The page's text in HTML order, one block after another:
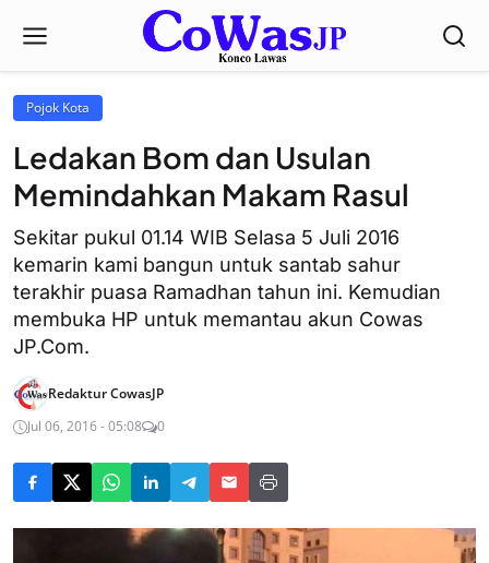
Pojok Kota
Ledakan Bom dan Usulan
Memindahkan Makam Rasul
Sekitar pukul 01.14 WIB Selasa 5 Juli 2016
kemarin kami bangun untuk santab sahur
terakhir puasa Ramadhan tahun ini. Kemudian
membuka HP untuk memantau akun Cowas
JP.Com.
Redaktur CowasJP
Jul 06, 2016 - 05:08
0